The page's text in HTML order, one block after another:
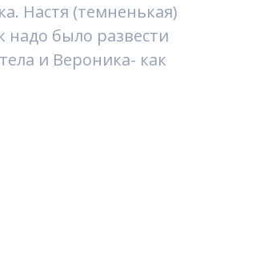
Настя (темненькая)
надо было развести
и Вероника- как